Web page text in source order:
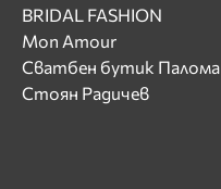
BRIDAL FASHION
Mon Amour
Сватбен бутик Палома
Стоян Радичев